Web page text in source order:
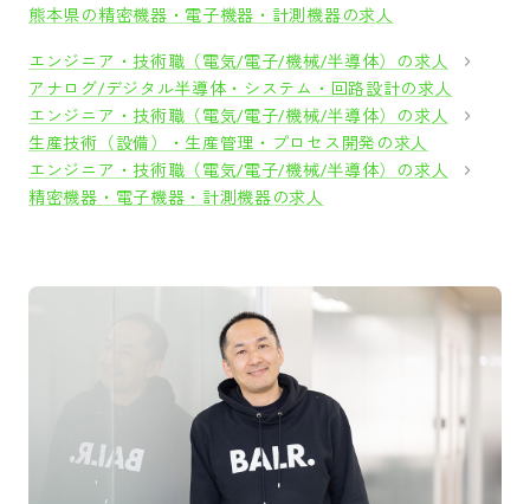
熊本県の精密機器・電子機器・計測機器の求人
エンジニア・技術職（電気/電子/機械/半導体）の求人
アナログ/デジタル半導体・システム・回路設計の求人
エンジニア・技術職（電気/電子/機械/半導体）の求人
生産技術（設備）・生産管理・プロセス開発の求人
エンジニア・技術職（電気/電子/機械/半導体）の求人
精密機器・電子機器・計測機器の求人